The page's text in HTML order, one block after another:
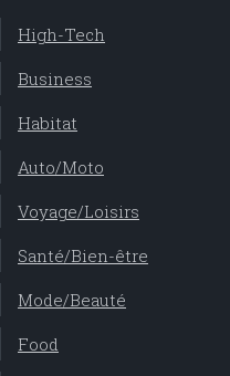
High-Tech
Business
Habitat
Auto/Moto
Voyage/Loisirs
Santé/Bien-être
Mode/Beauté
Food